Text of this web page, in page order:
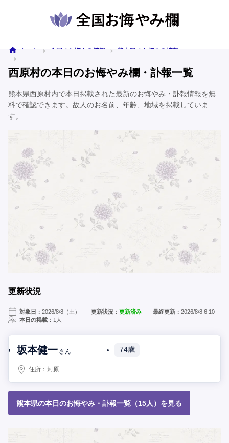
ホーム 全国のお悔やみ情報
熊本県のお悔やみ情報
西原村の本日のお悔やみ欄・訃報一覧
熊本県西原村内で本日掲載された最新のお悔やみ・訃報情報を無
料で確認できます。故人のお名前、年齢、地域を掲載していま
す。
更新状況
対象日： 2026/8/8（土） 更新状況：更新済み 最終更新： 2026/8/8 6:10
本日の掲載： 1人
坂本健一 さん 74歳
住所：河原
熊本県の本日のお悔やみ・訃報一覧（15人）を見る